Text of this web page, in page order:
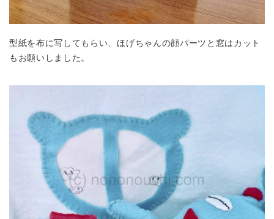
型紙を布に写してもらい、ほげちゃんの顔パーツと窓はカット
もお願いしました。